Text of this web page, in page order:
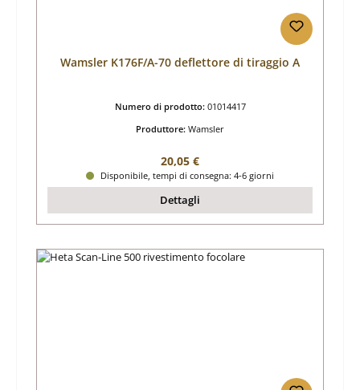
Wamsler K176F/A-70 deflettore di tiraggio A
Numero di prodotto: 01014417
Produttore: Wamsler
Prezzo normale:
20,05 €
Disponibile, tempi di consegna: 4-6 giorni
Dettagli